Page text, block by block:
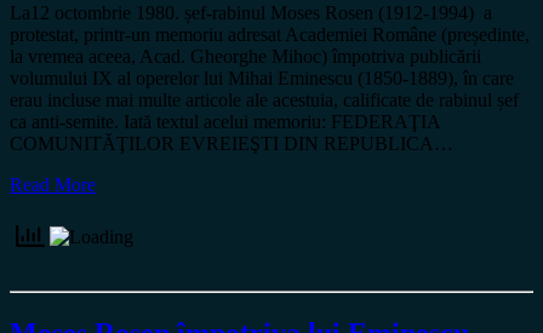
La12 octombrie 1980. șef-rabinul Moses Rosen (1912-1994) a
protestat, printr-un memoriu adresat Academiei Române (președinte,
la vremea aceea, Acad. Gheorghe Mihoc) împotriva publicării
volumului IX al operelor lui Mihai Eminescu (1850-1889), în care
erau incluse mai multe articole ale acestuia, calificate de rabinul șef
ca anti-semite. Iată textul acelui memoriu: FEDERAŢIA
COMUNITĂŢILOR EVREIEŞTI DIN REPUBLICA…
Read More